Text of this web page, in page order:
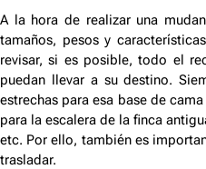
A la hora de realizar una
tamaños, pesos y
revisar, si es posible, todo el
puedan llevar a su destino.
estrechas para esa base de
para la escalera de la finca
etc. Por ello, también es
trasladar.